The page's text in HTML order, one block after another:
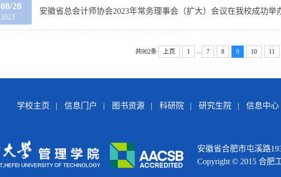
08/28
2023
安徽省总会计师协会2023年常务理事会（扩大）会议在我校成功举
共902条 上页 1 7 8 9 10 11
学校主页 | 信息门户 | 图书资源 | 科研院 | 研究生院 | 信息中心
安徽省合肥市屯溪路
Copyright © 2015 合肥